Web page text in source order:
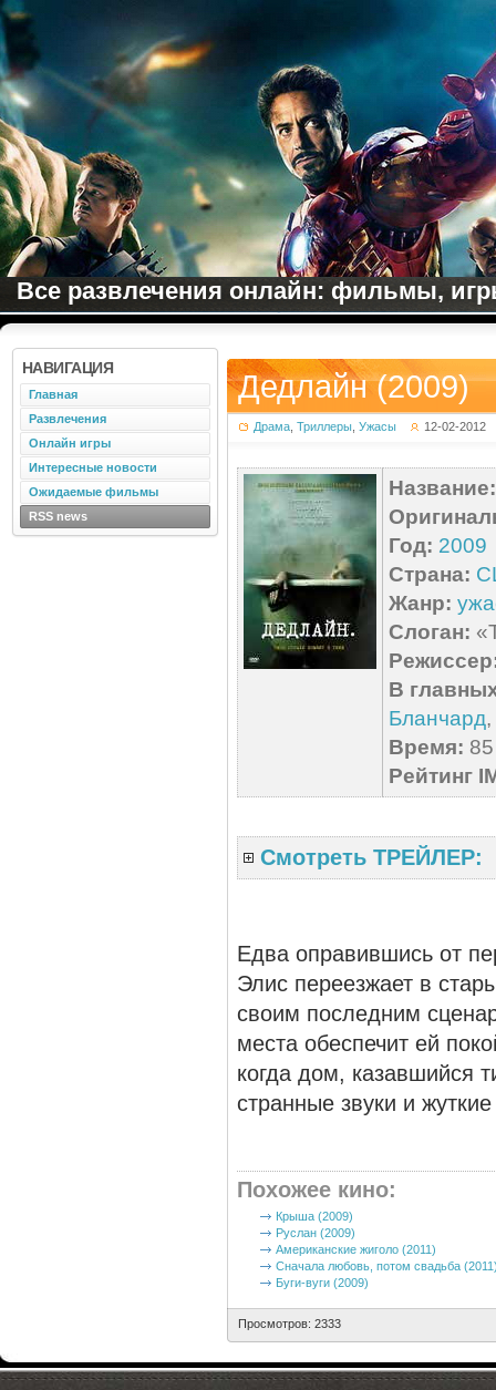
Все развлечения онлайн: фильмы,
Дедлайн (2009)
Драма Триллеры Ужасы 12-02-2012
Название:
Год: 2009
Страна:
Жанр:
Слоган:
В
Бланчард,
Время:
Рейтинг
Смотреть ТРЕЙЛЕР:
Едва оправившись от
Элис переезжает в
своим последним
места обеспечит ей
когда дом, казавшийся
странные звуки и
Похожее кино:
Крыша (2009)
Руслан (2009)
Американские жиголо (2011)
Сначала любовь, потом свадьба
Буги-вуги (2009)
Просмотров: 2333
НАВИГАЦИЯ
Главная
Развлечения
Онлайн игры
Интересные новости
Ожидаемые фильмы
RSS news